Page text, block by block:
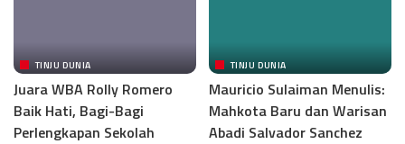
TINJU DUNIA
Juara WBA Rolly Romero
Baik Hati, Bagi-Bagi
Perlengkapan Sekolah
TINJU DUNIA
Mauricio Sulaiman Menulis:
Mahkota Baru dan Warisan
Abadi Salvador Sanchez